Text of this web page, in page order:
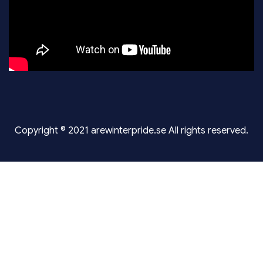
Copyright © 2021 arewinterpride.se All rights reserved.